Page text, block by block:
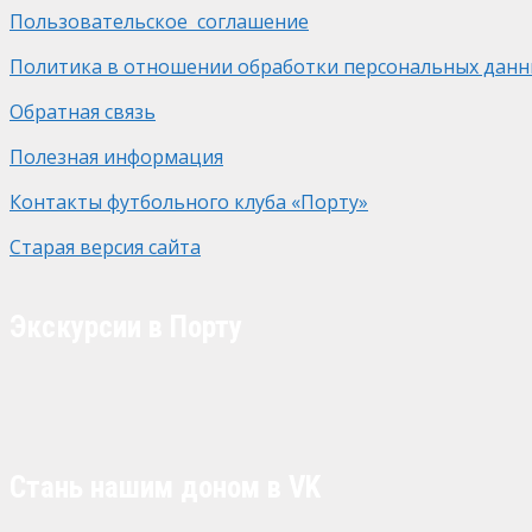
Пользовательское соглашение
Политика в отношении обработки персональных
Обратная связь
Полезная информация
Контакты футбольного клуба «Порту»
Старая версия сайта